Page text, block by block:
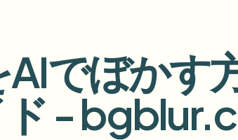
一括背景除去
専用背景除去パイプライン
でぼかす
ド -